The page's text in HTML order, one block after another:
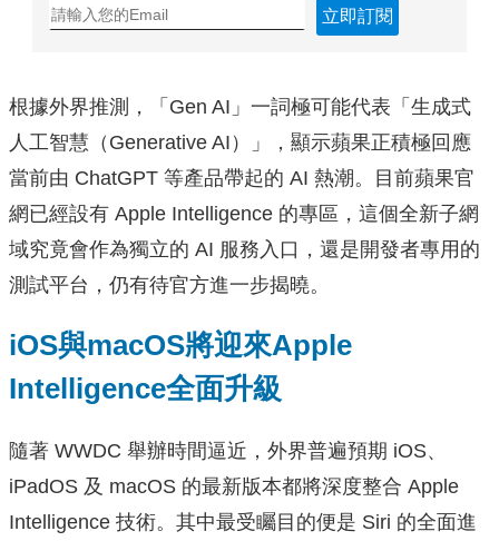
立即訂閱
根據外界推測，「Gen AI」一詞極可能代表「生成式
人工智慧（Generative AI）」，顯示蘋果正積極回應
當前由 ChatGPT 等產品帶起的 AI 熱潮。目前蘋果官
網已經設有 Apple Intelligence 的專區，這個全新子網
域究竟會作為獨立的 AI 服務入口，還是開發者專用的
測試平台，仍有待官方進一步揭曉。
iOS與macOS將迎來Apple
Intelligence全面升級
隨著 WWDC 舉辦時間逼近，外界普遍預期 iOS、
iPadOS 及 macOS 的最新版本都將深度整合 Apple
Intelligence 技術。其中最受矚目的便是 Siri 的全面進